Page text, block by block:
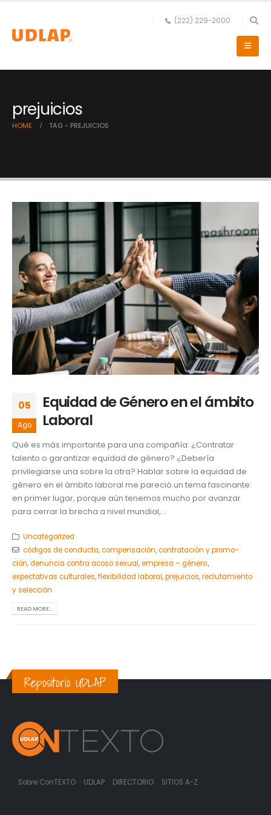
(222) 229-2000
prejuicios
HOME TAG - PREJUICIOS
05
Ago
Equidad de Género en el ámbito
Laboral
Qué es más importante para una compañía: ¿Contratar
talento o garantizar equidad de género? ¿Debería
privilegiarse una sobre la otra? Hablar sobre la equidad de
género en el ámbito laboral me pareció un tema fascinante:
en primer lugar, porque aún tenemos mucho por avanzar
para cerrar la brecha a nivel mundial,...
Uncategorized
códigos de conducta,compensación,contratación y promo-
ción,denuncia contra acoso sexual,empresa – género.,
expectativas culturales,flexibilidad laboral,prejuicios,reclutamiento
y selección
READ MORE...
Repositorio UDLAP
Sobre ConTEXTO UDLAP DIRECTORIO SITIOS A-Z